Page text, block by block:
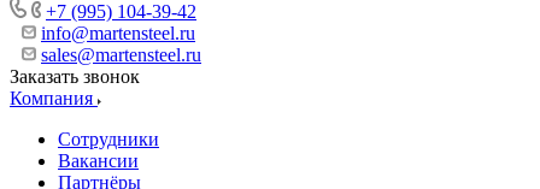
+7 (995) 104-39-42
info@martensteel.ru
sales@martensteel.ru
Заказать звонок
Компания
Сотрудники
Вакансии
Партнёры